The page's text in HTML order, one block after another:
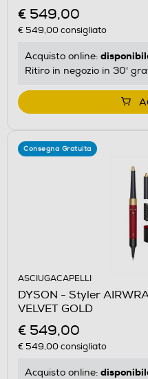
€ 549,00
€ 549,00consigliato
Acquisto online:
Ritiro in negozio in 30'
Consegna Gratuita
ASCIUGACAPELLI
DYSON - Styler
VELVET GOLD
€ 549,00
€ 549,00consigliato
Acquisto online: